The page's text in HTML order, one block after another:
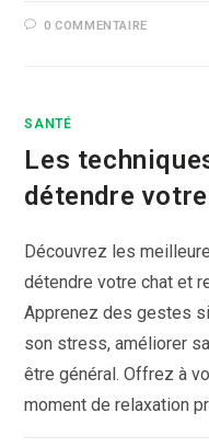
0 COMMENTAIRE
SANTÉ
Les
détendre
Découvrez les
détendre votre chat et
Apprenez des gestes
son stress, améliorer
être général. Offrez à
moment de relaxation